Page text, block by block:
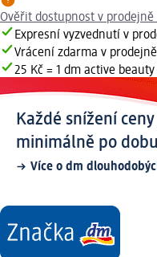
Ověřit dostupnost v prodejně
Expresní vyzvednutí v
Vrácení zdarma v
25 Kč = 1 dm active beauty
Každé snížení
minimálně po
Více o dm